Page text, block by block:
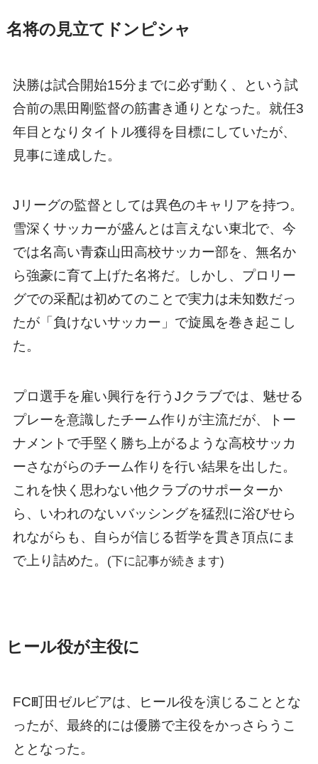
名将の見立てドンピシャ
決勝は試合開始15分までに必ず動く、という試
合前の黒田剛監督の筋書き通りとなった。就任3
年目となりタイトル獲得を目標にしていたが、
見事に達成した。
Jリーグの監督としては異色のキャリアを持つ。
雪深くサッカーが盛んとは言えない東北で、今
では名高い青森山田高校サッカー部を、無名か
ら強豪に育て上げた名将だ。しかし、プロリー
グでの采配は初めてのことで実力は未知数だっ
たが「負けないサッカー」で旋風を巻き起こし
た。
プロ選手を雇い興行を行うJクラブでは、魅せる
プレーを意識したチーム作りが主流だが、トー
ナメントで手堅く勝ち上がるような高校サッカ
ーさながらのチーム作りを行い結果を出した。
これを快く思わない他クラブのサポーターか
ら、いわれのないバッシングを猛烈に浴びせら
れながらも、自らが信じる哲学を貫き頂点にま
で上り詰めた。
(下に記事が続きます)
ヒール役が主役に
FC町田ゼルビアは、ヒール役を演じることとな
ったが、最終的には優勝で主役をかっさらうこ
ととなった。